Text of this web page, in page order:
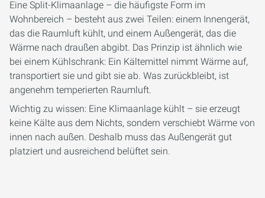
Eine Split-Klimaanlage – die häufigste Form im
Wohnbereich – besteht aus zwei Teilen: einem Innengerät,
das die Raumluft kühlt, und einem Außengerät, das die
Wärme nach draußen abgibt. Das Prinzip ist ähnlich wie
bei einem Kühlschrank: Ein Kältemittel nimmt Wärme auf,
transportiert sie und gibt sie ab. Was zurückbleibt, ist
angenehm temperierten Raumluft.
Wichtig zu wissen: Eine Klimaanlage kühlt – sie erzeugt
keine Kälte aus dem Nichts, sondern verschiebt Wärme von
innen nach außen. Deshalb muss das Außengerät gut
platziert und ausreichend belüftet sein.